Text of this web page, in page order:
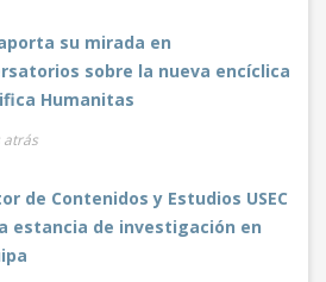
aporta su mirada en
sobre la nueva encíclica
Humanitas
atrás
de Contenidos y Estudios USEC
estancia de investigación en